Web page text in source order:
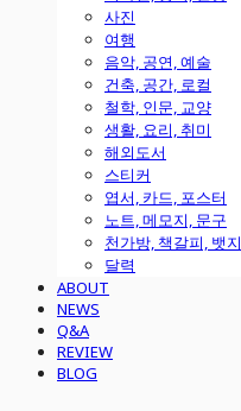
사진
여행
음악, 공연, 예술
건축, 공간, 로컬
철학, 인문, 교양
생활, 요리, 취미
해외도서
스티커
엽서, 카드, 포스터
노트, 메모지, 문구
천가방, 책갈피, 뱃지
달력
ABOUT
NEWS
Q&A
REVIEW
BLOG